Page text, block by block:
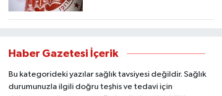
Haber Gazetesi İçerik
Bu kategorideki yazılar sağlık tavsiyesi değildir. Sağlık
durumunuzla ilgili doğru teşhis ve tedavi için